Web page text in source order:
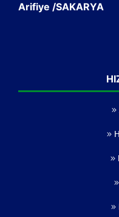
Arifiye /SAKARYA